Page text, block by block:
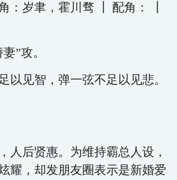
：岁聿，霍川骛 ┃ 配角： ┃
”攻。
以见智，弹一弦不足以见悲。
人后贤惠。为维持霸总人设，
耀，却发朋友圈表示是新婚爱